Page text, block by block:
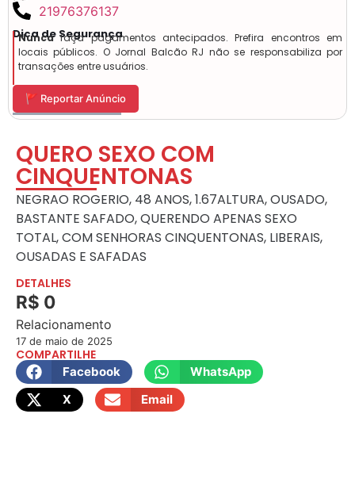
21976376137
Dica de Segurança
Nuncafaça pagamentos antecipados. Prefira encontros em
locais públicos. O Jornal Balcão RJ não se responsabiliza por
transações entre usuários.
🚩 Reportar Anúncio
QUERO SEXO COM
CINQUENTONAS
NEGRAO ROGERIO, 48 ANOS, 1.67ALTURA, OUSADO,
BASTANTE SAFADO, QUERENDO APENAS SEXO
TOTAL, COM SENHORAS CINQUENTONAS, LIBERAIS,
OUSADAS E SAFADAS
DETALHES
R$ 0
Relacionamento
17 de maio de 2025
COMPARTILHE
Facebook
WhatsApp
X
Email